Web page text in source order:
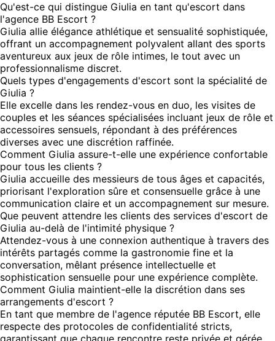
Qu'est-ce qui distingue Giulia en tant qu'escort dans
l'agence BB Escort ?
Giulia allie élégance athlétique et sensualité sophistiquée,
offrant un accompagnement polyvalent allant des sports
aventureux aux jeux de rôle intimes, le tout avec un
professionnalisme discret.
Quels types d'engagements d'escort sont la spécialité de
Giulia ?
Elle excelle dans les rendez-vous en duo, les visites de
couples et les séances spécialisées incluant jeux de rôle et
accessoires sensuels, répondant à des préférences
diverses avec une discrétion raffinée.
Comment Giulia assure-t-elle une expérience confortable
pour tous les clients ?
Giulia accueille des messieurs de tous âges et capacités,
priorisant l'exploration sûre et consensuelle grâce à une
communication claire et un accompagnement sur mesure.
Que peuvent attendre les clients des services d'escort de
Giulia au-delà de l'intimité physique ?
Attendez-vous à une connexion authentique à travers des
intérêts partagés comme la gastronomie fine et la
conversation, mêlant présence intellectuelle et
sophistication sensuelle pour une expérience complète.
Comment Giulia maintient-elle la discrétion dans ses
arrangements d'escort ?
En tant que membre de l'agence réputée BB Escort, elle
respecte des protocoles de confidentialité stricts,
garantissant que chaque rencontre reste privée et gérée